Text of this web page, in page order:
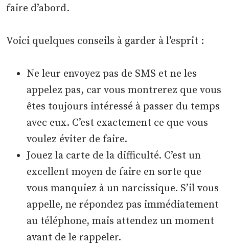
faire d’abord.
Voici quelques conseils à garder à l’esprit :
Ne leur envoyez pas de SMS et ne les
appelez pas, car vous montrerez que vous
êtes toujours intéressé à passer du temps
avec eux. C’est exactement ce que vous
voulez éviter de faire.
Jouez la carte de la difficulté. C’est un
excellent moyen de faire en sorte que
vous manquiez à un narcissique. S’il vous
appelle, ne répondez pas immédiatement
au téléphone, mais attendez un moment
avant de le rappeler.